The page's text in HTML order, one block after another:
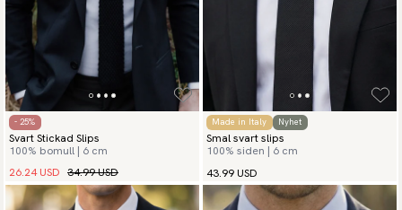
- 25%
Svart Stickad Slips
100% bomull | 6 cm
26.24 USD 34.99 USD
Made in Italy Nyhet
Smal svart slips
100% siden | 6 cm
43.99 USD